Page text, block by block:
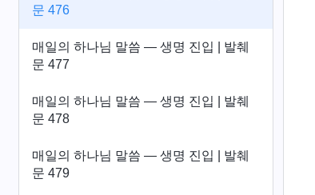
문 476
매일의 하나님 말씀 ― 생명 진입 | 발췌
문 477
매일의 하나님 말씀 ― 생명 진입 | 발췌
문 478
매일의 하나님 말씀 ― 생명 진입 | 발췌
문 479